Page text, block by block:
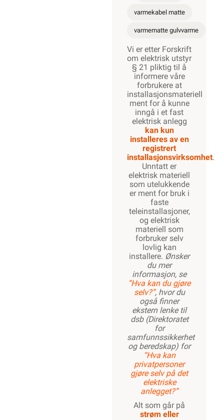
varmekabel matte
varmematte gulvvarme
Vi er etter Forskrift
om elektrisk utstyr
§ 21 pliktig til å
informere våre
forbrukere at
installasjonsmateriell
ment for å kunne
inngå i et fast
elektrisk anlegg
kan kun
installeres av en
registrert
installasjonsvirksomhet.
Unntatt er
elektrisk materiell
som utelukkende
er ment for bruk i
faste
teleinstallasjoner,
og elektrisk
materiell som
forbruker selv
lovlig kan
installere. Ønsker
du mer
informasjon, se
”Hva kan du gjøre
selv?”, hvor du
også finner
ekstern lenke til
dsb (Direktoratet
for
samfunnssikkerhet
og beredskap) for
“Hva kan
privatpersoner
gjøre selv på det
elektriske
anlegget?”
Alt som går på
strøm eller